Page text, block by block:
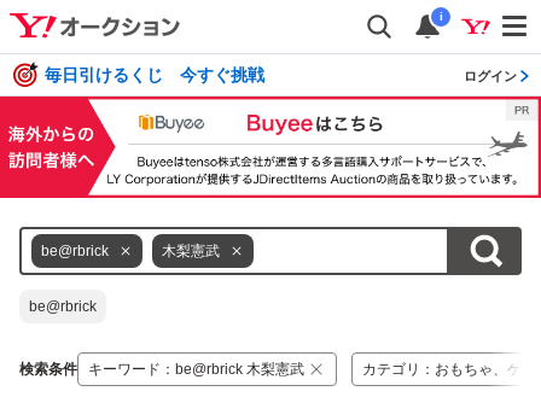
i
毎日引けるくじ 今すぐ挑戦 ログイン
be@rbrick 木梨憲武
be@rbrick
検索条件 キーワード ： be@rbrick 木梨憲武 カテゴリ ： おもちゃ、ゲー